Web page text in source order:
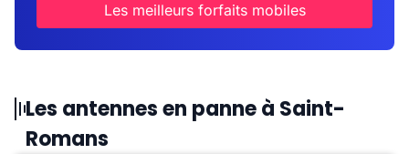
Les meilleurs forfaits mobiles
Les antennes en panne à Saint-
Romans